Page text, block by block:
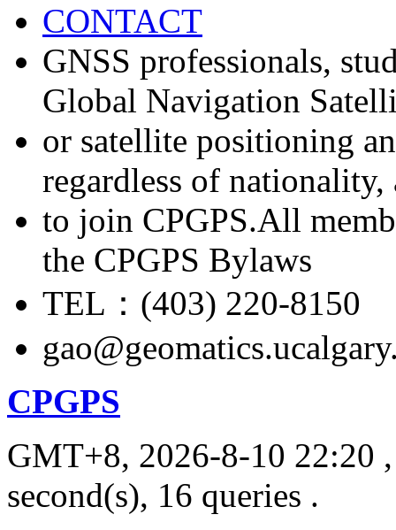
CONTACT
GNSS professionals,
Global Navigation
or satellite positioning
regardless of nationality,
to join CPGPS.All
the CPGPS Bylaws
TEL：(403) 220-8150
CPGPS
GMT+8, 2026-8-10 22:20
second(s), 16 queries .